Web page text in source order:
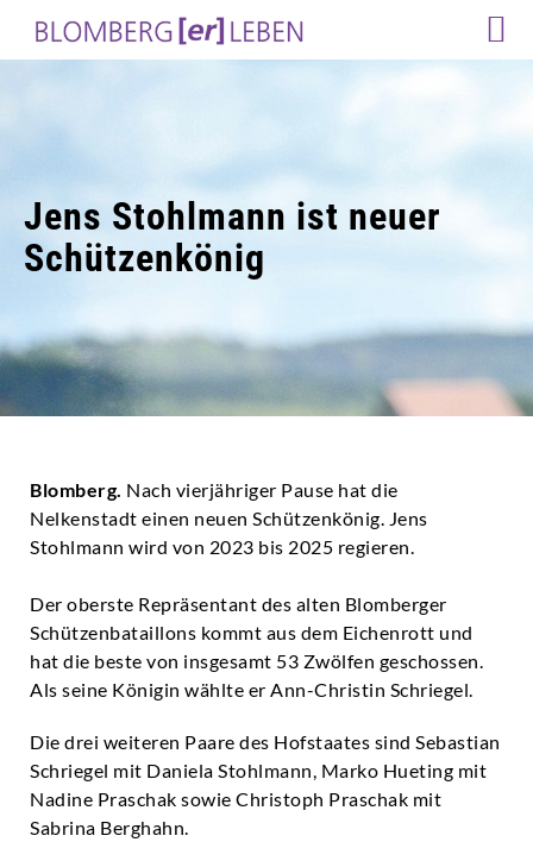
Jens Stohlmann ist neuer
Schützenkönig
Blomberg. Nach vierjähriger Pause hat die
Nelkenstadt einen neuen Schützenkönig. Jens
Stohlmann wird von 2023 bis 2025 regieren.
Der oberste Repräsentant des alten Blomberger
Schützenbataillons kommt aus dem Eichenrott und
hat die beste von insgesamt 53 Zwölfen geschossen.
Als seine Königin wählte er Ann-Christin Schriegel.
Die drei weiteren Paare des Hofstaates sind Sebastian
Schriegel mit Daniela Stohlmann, Marko Hueting mit
Nadine Praschak sowie Christoph Praschak mit
Sabrina Berghahn.